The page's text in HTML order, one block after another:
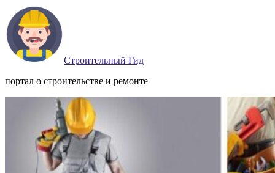
Строительный Гид
портал о строительстве и ремонте